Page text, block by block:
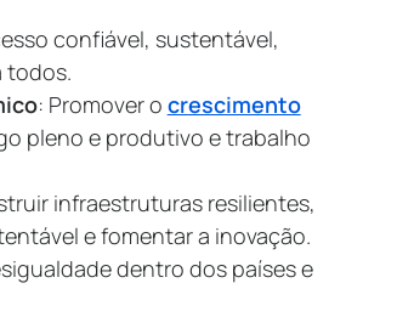
confiável, sustentável,
todos.
: Promover o crescimento
pleno e produtivo e trabalho
infraestruturas resilientes,
e fomentar a inovação.
dentro dos países e